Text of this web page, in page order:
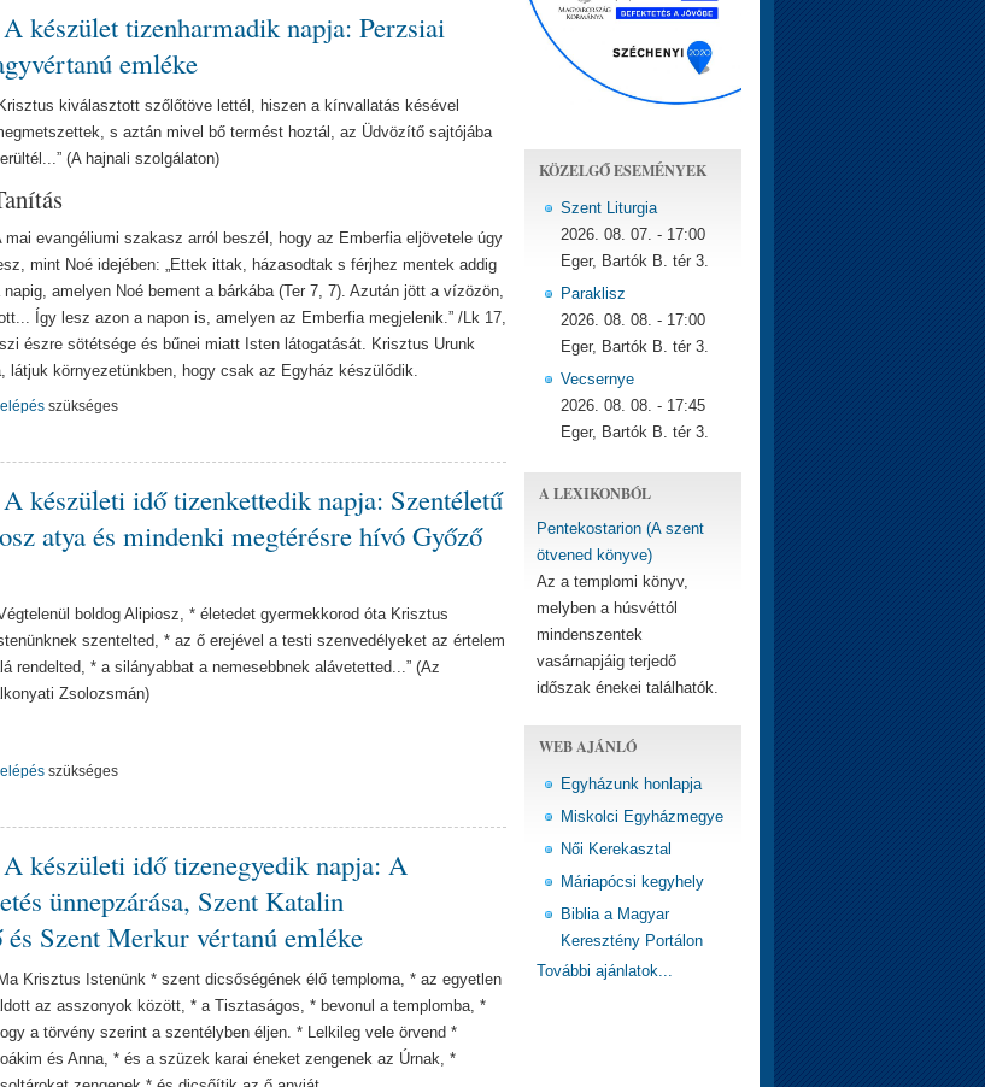
készület tizenharmadik napja: Perzsiai
emléke
kiválasztott szőlőtöve lettél, hiszen a kínvallatás késével
s aztán mivel bő termést hoztál, az Üdvözítő sajtójába
(A hajnali szolgálaton)
mai evangéliumi szakasz arról beszél, hogy az Emberfia eljövetele úgy
mint Noé idejében: „Ettek ittak, házasodtak s férjhez mentek addig
napig, amelyen Noé bement a bárkába (Ter 7, 7). Azután jött a vízözön,
Így lesz azon a napon is, amelyen az Emberfia megjelenik.” /Lk 17,
észre sötétsége és bűnei miatt Isten látogatását. Krisztus Urunk
látjuk környezetünkben, hogy csak az Egyház készülődik.
szükséges
készületi idő tizenkettedik napja: Szentéletű
atya és mindenki megtérésre hívó Győző
boldog Alipiosz, * életedet gyermekkorod óta Krisztus
szentelted, * az ő erejével a testi szenvedélyeket az értelem
rendelted, * a silányabbat a nemesebbnek alávetetted...” (Az
Zsolozsmán)
szükséges
készületi idő tizenegyedik napja: A
ünnepzárása, Szent Katalin
és Szent Merkur vértanú emléke
Krisztus Istenünk * szent dicsőségének élő temploma, * az egyetlen
az asszonyok között, * a Tisztaságos, * bevonul a templomba, *
a törvény szerint a szentélyben éljen. * Lelkileg vele örvend *
és Anna, * és a szüzek karai éneket zengenek az Úrnak, *
KÖZELGŐ ESEMÉNYEK
Szent Liturgia
2026. 08. 07. - 17:00
Eger, Bartók B. tér 3.
Paraklisz
2026. 08. 08. - 17:00
Eger, Bartók B. tér 3.
Vecsernye
2026. 08. 08. - 17:45
Eger, Bartók B. tér 3.
A LEXIKONBÓL
Pentekostarion (A szent
ötvened könyve)
Az a templomi könyv,
melyben a húsvéttól
mindenszentek
vasárnapjáig terjedő
időszak énekei találhatók.
WEB AJÁNLÓ
Egyházunk honlapja
Miskolci Egyházmegye
Női Kerekasztal
Máriapócsi kegyhely
Biblia a Magyar
Keresztény Portálon
További ajánlatok...